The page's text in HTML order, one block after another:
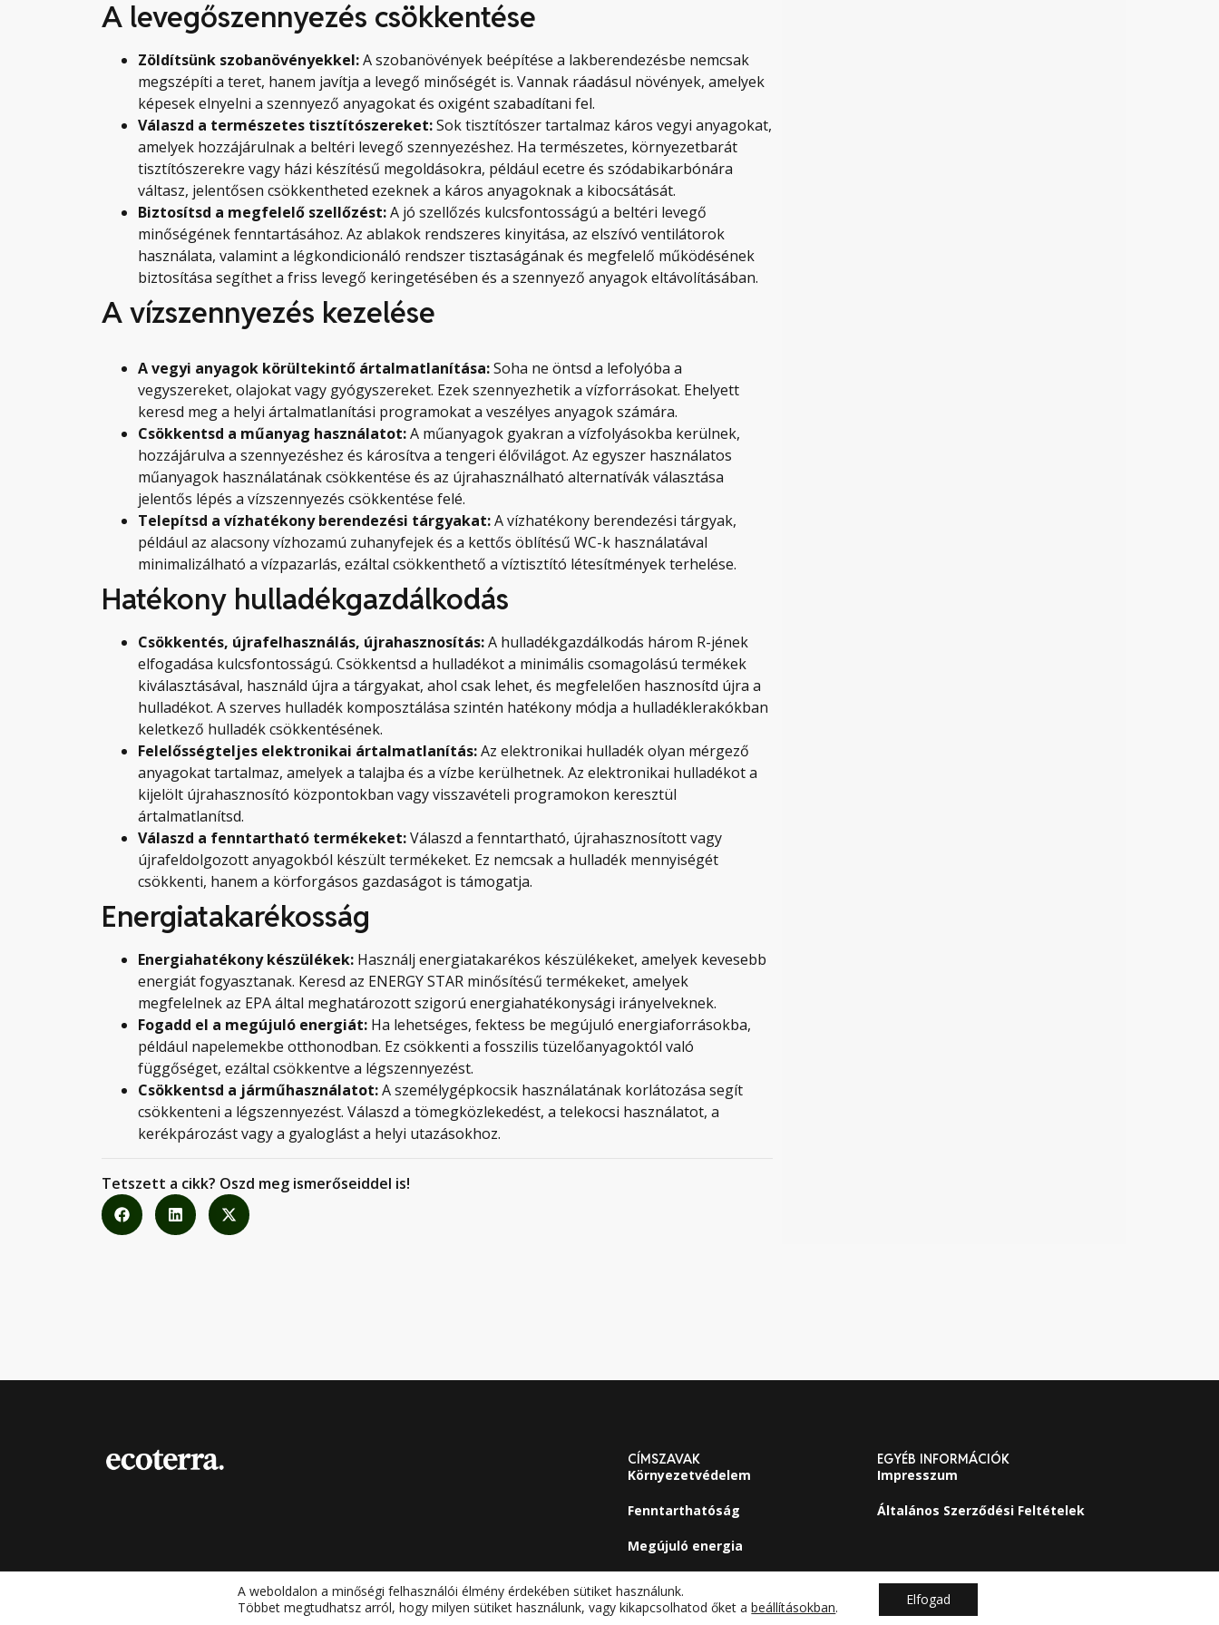
A levegőszennyezés csökkentése
Zöldítsünk szobanövényekkel:A szobanövények beépítése a lakberendezésbe nemcsak
megszépíti a teret, hanem javítja a levegő minőségét is. Vannak ráadásul növények, amelyek
képesek elnyelni a szennyező anyagokat és oxigént szabadítani fel.
Válaszd a természetes tisztítószereket:Sok tisztítószer tartalmaz káros vegyi anyagokat,
amelyek hozzájárulnak a beltéri levegő szennyezéshez. Ha természetes, környezetbarát
tisztítószerekre vagy házi készítésű megoldásokra, például ecetre és szódabikarbónára
váltasz, jelentősen csökkentheted ezeknek a káros anyagoknak a kibocsátását.
Biztosítsd a megfelelő szellőzést:A jó szellőzés kulcsfontosságú a beltéri levegő
minőségének fenntartásához. Az ablakok rendszeres kinyitása, az elszívó ventilátorok
használata, valamint a légkondicionáló rendszer tisztaságának és megfelelő működésének
biztosítása segíthet a friss levegő keringetésében és a szennyező anyagok eltávolításában.
A vízszennyezés kezelése
A vegyi anyagok körültekintő ártalmatlanítása:Soha ne öntsd a lefolyóba a
vegyszereket, olajokat vagy gyógyszereket. Ezek szennyezhetik a vízforrásokat. Ehelyett
keresd meg a helyi ártalmatlanítási programokat a veszélyes anyagok számára.
Csökkentsd a műanyag használatot:A műanyagok gyakran a vízfolyásokba kerülnek,
hozzájárulva a szennyezéshez és károsítva a tengeri élővilágot. Az egyszer használatos
műanyagok használatának csökkentése és az újrahasználható alternatívák választása
jelentős lépés a vízszennyezés csökkentése felé.
Telepítsd a vízhatékony berendezési tárgyakat:A vízhatékony berendezési tárgyak,
például az alacsony vízhozamú zuhanyfejek és a kettős öblítésű WC-k használatával
minimalizálható a vízpazarlás, ezáltal csökkenthető a víztisztító létesítmények terhelése.
Hatékony hulladékgazdálkodás
Csökkentés, újrafelhasználás, újrahasznosítás:A hulladékgazdálkodás három R-jének
elfogadása kulcsfontosságú. Csökkentsd a hulladékot a minimális csomagolású termékek
kiválasztásával, használd újra a tárgyakat, ahol csak lehet, és megfelelően hasznosítd újra a
hulladékot. A szerves hulladék komposztálása szintén hatékony módja a hulladéklerakókban
keletkező hulladék csökkentésének.
Felelősségteljes elektronikai ártalmatlanítás:Az elektronikai hulladék olyan mérgező
anyagokat tartalmaz, amelyek a talajba és a vízbe kerülhetnek. Az elektronikai hulladékot a
kijelölt újrahasznosító központokban vagy visszavételi programokon keresztül
ártalmatlanítsd.
Válaszd a fenntartható termékeket:Válaszd a fenntartható, újrahasznosított vagy
újrafeldolgozott anyagokból készült termékeket. Ez nemcsak a hulladék mennyiségét
csökkenti, hanem a körforgásos gazdaságot is támogatja.
Energiatakarékosság
Energiahatékony készülékek: Használj energiatakarékos készülékeket, amelyek kevesebb
energiát fogyasztanak. Keresd az ENERGY STAR minősítésű termékeket, amelyek
megfelelnek az EPA által meghatározott szigorú energiahatékonysági irányelveknek.
Fogadd el a megújuló energiát: Ha lehetséges, fektess be megújuló energiaforrásokba,
például napelemekbe otthonodban. Ez csökkenti a fosszilis tüzelőanyagoktól való
függőséget, ezáltal csökkentve a légszennyezést.
Csökkentsd a járműhasználatot:A személygépkocsik használatának korlátozása segít
csökkenteni a légszennyezést. Válaszd a tömegközlekedést, a telekocsi használatot, a
kerékpározást vagy a gyaloglást a helyi utazásokhoz.
Tetszett a cikk? Oszd meg ismerőseiddel is!
CÍMSZAVAK
Környezetvédelem
Fenntarthatóság
Megújuló energia
EGYÉB INFORMÁCIÓK
Impresszum
Általános Szerződési Feltételek
A weboldalon a minőségi felhasználói élmény érdekében sütiket használunk.
Többet megtudhatsz arról, hogy milyen sütiket használunk, vagy kikapcsolhatod őket abeállításokban. Elfogad